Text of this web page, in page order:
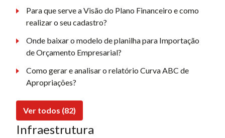
Para que serve a Visão do Plano Financeiro e como
realizar o seu cadastro?
Onde baixar o modelo de planilha para Importação
de Orçamento Empresarial?
Como gerar e analisar o relatório Curva ABC de
Apropriações?
Ver todos (82)
Infraestrutura